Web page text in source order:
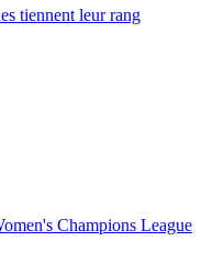
tiennent leur rang
Champions League